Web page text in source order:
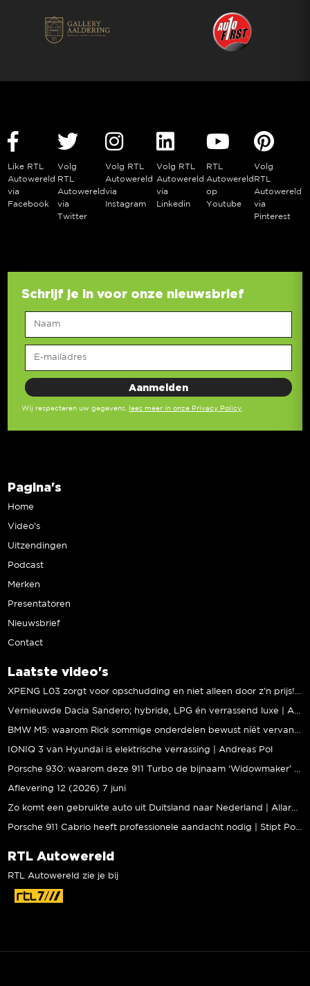
Like RTL
Autowereld
via
Facebook
Volg
RTL
Autowereld
via
Twitter
Volg RTL
Autowereld
via
Instagram
Volg RTL
Autowereld
via
Linkedin
RTL
Autowereld
op
Youtube
Volg
RTL
Autowereld
via
Pinterest
Schrijf je in voor onze nieuwsbrief
Wij respecteren uw gegevens, lees meer in onze Privacy Policy
Pagina's
Home
Video’s
Uitzendingen
Podcast
Merken
Presentatoren
Nieuwsbrief
Contact
Laatste video's
IONIQ 3 van Hyundai is elektrische verrassing | Andreas Pol
Aflevering 12 (2026) 7 juni
RTL Autowereld
RTL Autowereld zie je bij